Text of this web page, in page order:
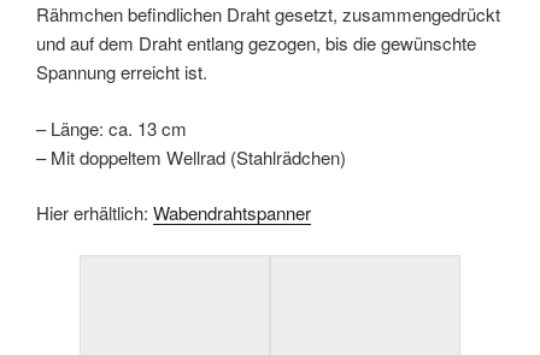
Rähmchen befindlichen Draht gesetzt, zusammengedrückt
und auf dem Draht entlang gezogen, bis die gewünschte
Spannung erreicht ist.
– Länge: ca. 13 cm
– Mit doppeltem Wellrad (Stahlrädchen)
Hier erhältlich: Wabendrahtspanner